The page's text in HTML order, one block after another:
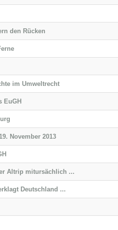
den Rücken
im Umweltrecht
EuGH
November 2013
Altrip mitursächlich ...
Deutschland ...